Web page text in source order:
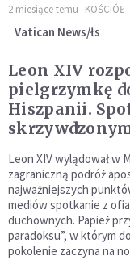
2 miesiące temu KOŚCIÓŁ
Vatican News/łs
Leon XIV
pielgrzymkę
Hiszpanii.
Leon XIV wylądował w
zagraniczną podróż
najważniejszych
mediów spotkanie z
duchownych. Papież
paradoksu”, w którym
pokolenie zaczyna na